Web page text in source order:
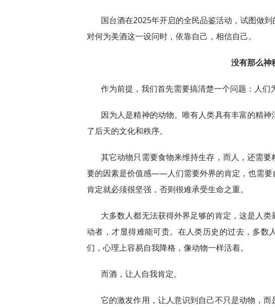
国台酒在2025年开启的全民品鉴活动，试图做
对何为美酒这一设问时，依靠自己，相信自己。
没有那么神
作为前提，我们首先需要搞清楚一个问题：人们
因为人是精神的动物。唯有人类具有丰富的精
了后天的文化和秩序。
其它动物只需要食物来维持生存，而人，还需
要的因素是价值感——人们需要外界的肯定，也需要
肯定就必须很坚强，否则很难承受生命之重。
大多数人都无法获得外界足够的肯定，这是人
动者，才显得难能可贵。在人类历史的过去，多数
们，心理上容易自我降格，像动物一样活着。
而酒，让人自我肯定。
它的激发作用，让人意识到自己不只是动物，